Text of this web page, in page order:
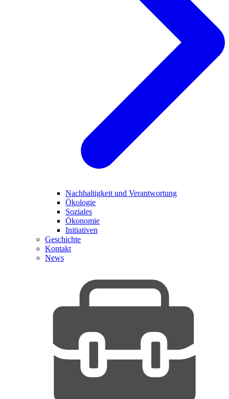
Nachhaltigkeit und Verantwortung
Ökologie
Soziales
Ökonomie
Initiativen
Geschichte
Kontakt
News